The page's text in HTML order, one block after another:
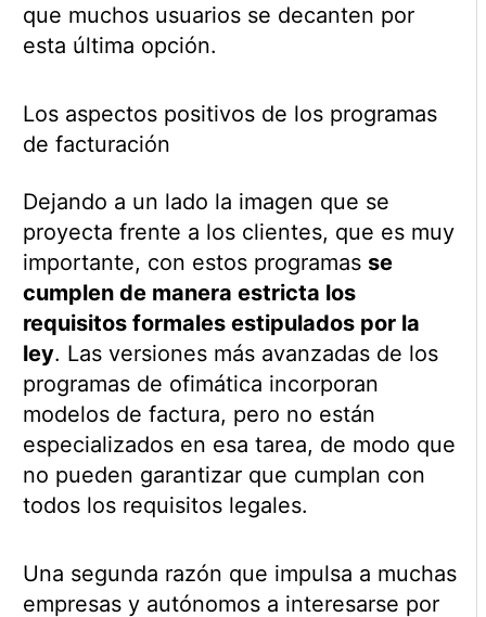
que muchos usuarios se decanten por
esta última opción.
Los aspectos positivos de los programas
de facturación
Dejando a un lado la imagen que se
proyecta frente a los clientes, que es muy
importante, con estos programas se
cumplen de manera estricta los
requisitos formales estipulados por la
ley. Las versiones más avanzadas de los
programas de ofimática incorporan
modelos de factura, pero no están
especializados en esa tarea, de modo que
no pueden garantizar que cumplan con
todos los requisitos legales.
Una segunda razón que impulsa a muchas
empresas y autónomos a interesarse por